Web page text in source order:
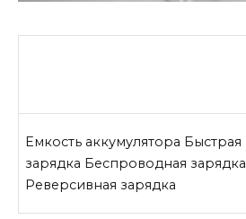
Емкость аккумулятора Быстрая
зарядка Беспроводная зарядка
Реверсивная зарядка